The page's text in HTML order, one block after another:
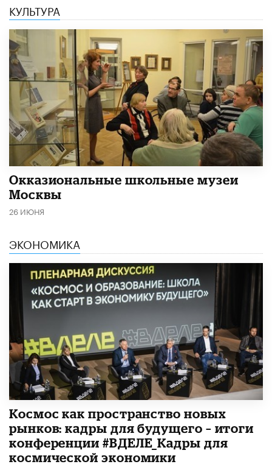
КУЛЬТУРА
​Окказиональные школьные музеи
Москвы
26 ИЮНЯ
ЭКОНОМИКА
Космос как пространство новых
рынков: кадры для будущего – итоги
конференции #ВДЕЛЕ_Кадры для
космической экономики